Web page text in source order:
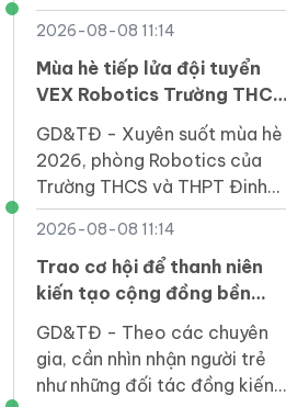
(giảm 379 đầu mối) trước
năm học mới; tỷ lệ giảm trên
51%.
2026-08-08 11:14
Mùa hè tiếp lửa đội tuyển
VEX Robotics Trường THCS
và THPT Đinh Thiện Lý
GD&TĐ - ​​Xuyên suốt mùa hè
2026, phòng Robotics của
Trường THCS và THPT Đinh
Thiện Lý (LSTS) luôn sôi nổi
trong không khí học tập và
sáng tạo.
2026-08-08 11:14
Trao cơ hội để thanh niên
kiến tạo cộng đồng bền
GD&TĐ - Theo các chuyên
gia, cần nhìn nhận người trẻ
như những đối tác đồng kiến